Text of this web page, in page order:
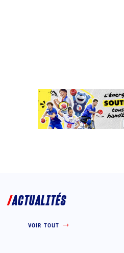
ACTUALITÉS
VOIR TOUT